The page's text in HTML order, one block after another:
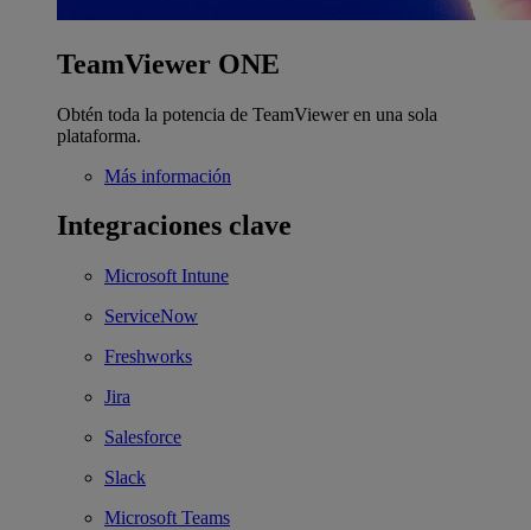
TeamViewer ONE
Obtén toda la potencia de TeamViewer en una sola
plataforma.
Más información
Integraciones clave
Microsoft Intune
ServiceNow
Freshworks
Jira
Salesforce
Slack
Microsoft Teams